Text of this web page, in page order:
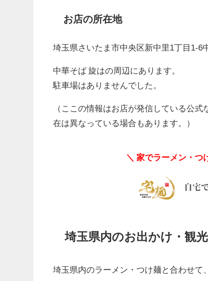
お店の所在地
埼玉県さいたま市中央区新中里1丁目1-6
中華そば 旋はの周辺にあります。
駐車場はありませんでした。
（ここの情報はお店が発信している公
在は異なっている場合もあります。）
＼ 家でラーメン・つ
埼玉県内のお出かけ・観
埼玉県内のラーメン・つけ麺と合わせて